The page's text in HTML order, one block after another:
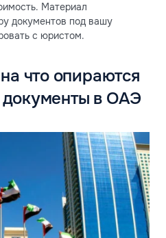
Материал
документов под вашу
с юристом.
что опираются
в ОАЭ